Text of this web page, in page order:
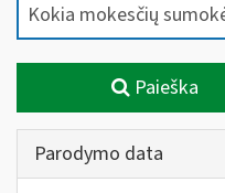
Paieška
Parodymo data